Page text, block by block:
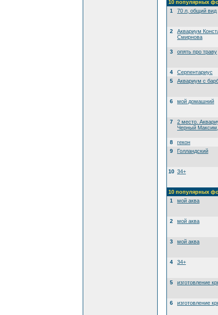
10 популярных
1
70 л, общий вид
2
Аквариум
Смирнова
3 опять про траву
4
Серпентариус
5
Аквариум с
6 мой домашний
7
2 место.
Черный Максим,
8
гекон
9
Голландский
10 34+
10 популярных
1
мой аква
2 мой аква
3 мой аква
4 34+
5 изготовление
6 изготовление